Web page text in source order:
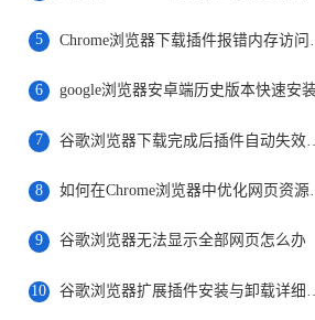
5
6
7 谷歌浏览器下载完成后插件自动失效怎么办
8
9 谷歌浏览器无法显示全部网页怎么办
10